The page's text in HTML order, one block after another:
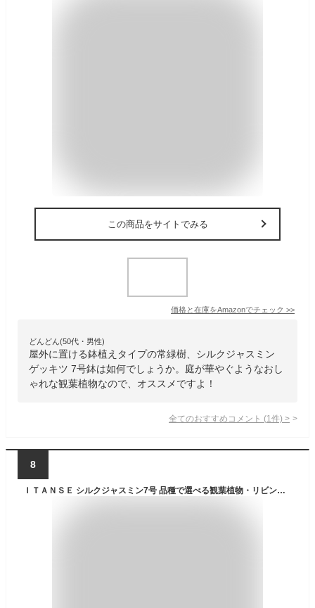
この商品をサイトでみる
価格と在庫をAmazonでチェック >>
どんどん(50代・男性)
屋外に置ける鉢植えタイプの常緑樹、シルクジャスミン
ゲッキツ 7号鉢は如何でしょうか。庭が華やぐようなおし
ゃれな観葉植物なので、オススメですよ！
全てのおすすめコメント (1 件) >
8
ＩＴＡＮＳＥ シルクジャスミン7号 品種で選べる観葉植物・リビングやオフィス向きサイズ 1個売り シルクジャスミン (ゲッキツ) は東南アジア原産の常緑の小高木です 葉に光沢があり 色は明るく濃いグリーンをしています